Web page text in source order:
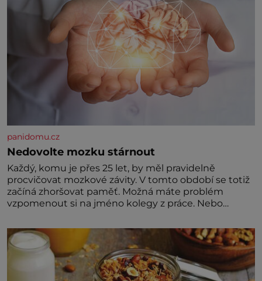
panidomu.cz
Nedovolte mozku stárnout
Každý, komu je přes 25 let, by měl pravidelně
procvičovat mozkové závity. V tomto období se totiž
začíná zhoršovat paměť. Možná máte problém
vzpomenout si na jméno kolegy z práce. Nebo
nedávno přečetli. Je to opravdu tak, s věkem jako
kdyby se paměť rozhodla stávkovat. Cvičte